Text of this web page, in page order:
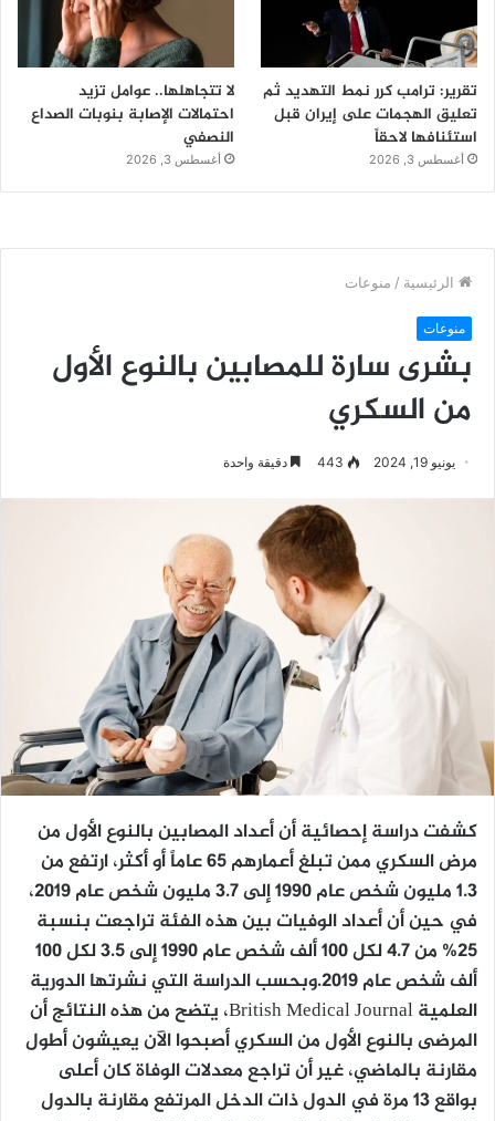
تقرير: ترامب كرر نمط التهديد ثم
تعليق الهجمات على إيران قبل
استئنافها لاحقاً
أغسطس 3, 2026
لا تتجاهلها.. عوامل تزيد
احتمالات الإصابة بنوبات الصداع
النصفي
أغسطس 3, 2026